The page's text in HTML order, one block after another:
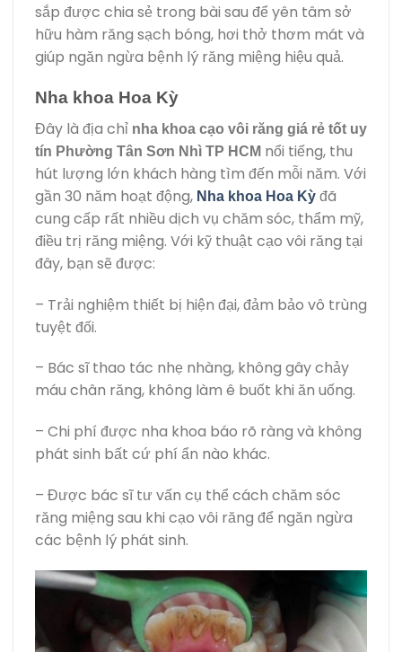
sắp được chia sẻ trong bài sau để yên tâm sở
hữu hàm răng sạch bóng, hơi thở thơm mát và
giúp ngăn ngừa bệnh lý răng miệng hiệu quả.
Nha khoa Hoa Kỳ
Đây là địa chỉ nha khoa cạo vôi răng giá rẻ tốt uy
tín Phường Tân Sơn Nhì TP HCM nổi tiếng, thu
hút lượng lớn khách hàng tìm đến mỗi năm. Với
gần 30 năm hoạt động, Nha khoa Hoa Kỳ đã
cung cấp rất nhiều dịch vụ chăm sóc, thẩm mỹ,
điều trị răng miệng. Với kỹ thuật cạo vôi răng tại
đây, bạn sẽ được:
– Trải nghiệm thiết bị hiện đại, đảm bảo vô trùng
tuyệt đối.
– Bác sĩ thao tác nhẹ nhàng, không gây chảy
máu chân răng, không làm ê buốt khi ăn uống.
– Chi phí được nha khoa báo rõ ràng và không
phát sinh bất cứ phí ẩn nào khác.
– Được bác sĩ tư vấn cụ thể cách chăm sóc
răng miệng sau khi cạo vôi răng để ngăn ngừa
các bệnh lý phát sinh.